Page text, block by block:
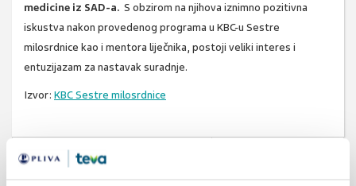
medicine iz SAD-a. S obzirom na njihova iznimno pozitivna
iskustva nakon provedenog programa u KBC-u Sestre
milosrdnice kao i mentora liječnika, postoji veliki interes i
entuzijazam za nastavak suradnje.
Izvor: KBC Sestre milosrdnice